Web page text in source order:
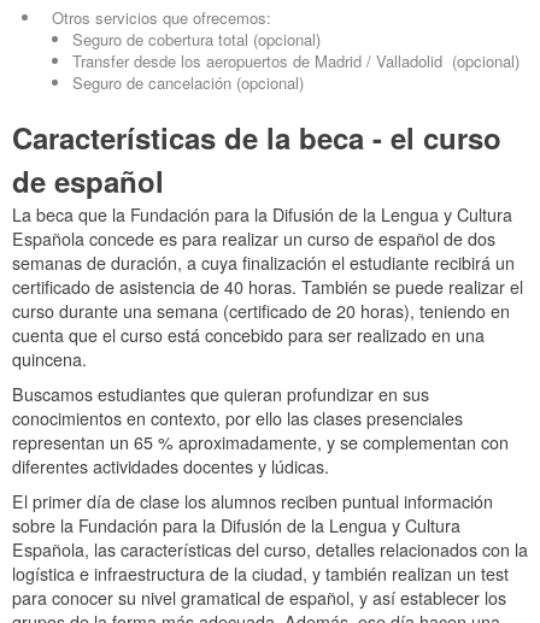
Otros servicios que ofrecemos:
Seguro de cobertura total (opcional)
Transfer desde los aeropuertos de Madrid / Valladolid (opcional)
Seguro de cancelación (opcional)
Características de la beca - el curso
de español
La beca que la Fundación para la Difusión de la Lengua y Cultura
Española concede es para realizar un curso de español de dos
semanas de duración, a cuya finalización el estudiante recibirá un
certificado de asistencia de 40 horas. También se puede realizar el
curso durante una semana (certificado de 20 horas), teniendo en
cuenta que el curso está concebido para ser realizado en una
quincena.
Buscamos estudiantes que quieran profundizar en sus
conocimientos en contexto, por ello las clases presenciales
representan un 65 % aproximadamente, y se complementan con
diferentes actividades docentes y lúdicas.
El primer día de clase los alumnos reciben puntual información
sobre la Fundación para la Difusión de la Lengua y Cultura
Española, las características del curso, detalles relacionados con la
logística e infraestructura de la ciudad, y también realizan un test
para conocer su nivel gramatical de español, y así establecer los